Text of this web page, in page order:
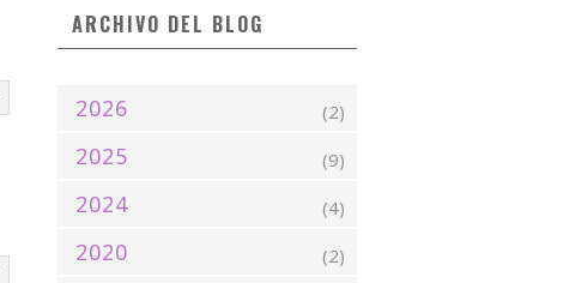
ARCHIVO DEL BLOG
2026 (2)
2025 (9)
2024 (4)
2020 (2)